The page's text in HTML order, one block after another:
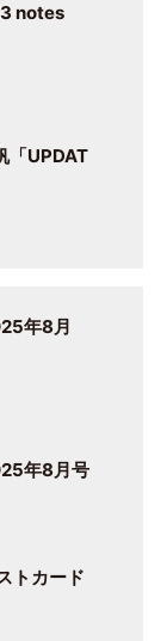
notes
「UPDAT
年8月
年8月号
トカード